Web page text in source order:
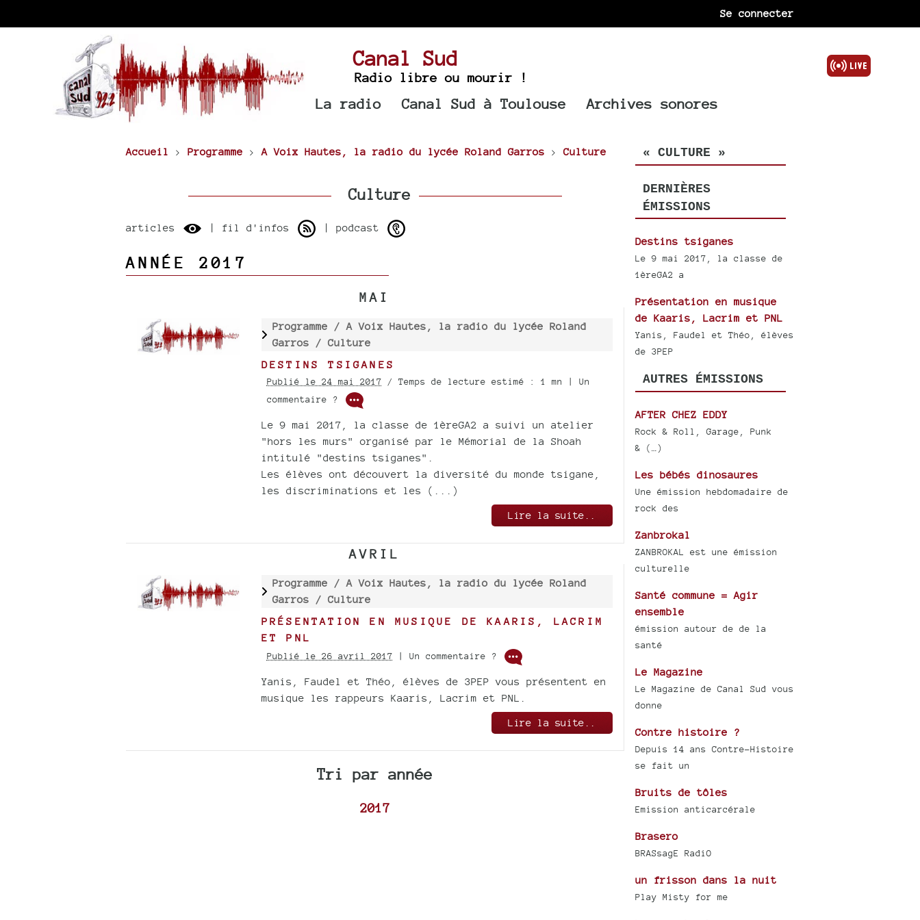
Se connecter
Canal Sud
Radio libre ou mourir !
La radio Canal Sud à Toulouse Archives sonores
Accueil > Programme > A Voix Hautes, la radio du lycée Roland Garros >Culture
Culture
articles | fil d'infos | podcast
ANNÉE 2017
MAI
Programme / A Voix Hautes, la radio du lycée Roland
Garros / Culture
DESTINS TSIGANES
Publié le 24 mai 2017 / Temps de lecture estimé : 1 mn | Un
commentaire ?
Le 9 mai 2017, la classe de 1èreGA2 a suivi un atelier
"hors les murs" organisé par le Mémorial de la Shoah
intitulé "destins tsiganes".
Les élèves ont découvert la diversité du monde tsigane,
les discriminations et les (...)
Lire la suite..
AVRIL
Programme / A Voix Hautes, la radio du lycée Roland
Garros / Culture
PRÉSENTATION EN MUSIQUE DE KAARIS, LACRIM
ET PNL
Publié le 26 avril 2017 | Un commentaire ?
Yanis, Faudel et Théo, élèves de 3PEP vous présentent en
musique les rappeurs Kaaris, Lacrim et PNL.
Lire la suite..
Tri par année
2017
« CULTURE »
DERNIÈRES
ÉMISSIONS
Destins tsiganes
Le 9 mai 2017, la classe de
1èreGA2 a
Présentation en musique
de Kaaris, Lacrim et PNL
Yanis, Faudel et Théo, élèves
de 3PEP
AUTRES ÉMISSIONS
AFTER CHEZ EDDY
Rock & Roll, Garage, Punk
& (…)
Les bébés dinosaures
Une émission hebdomadaire de
rock des
Zanbrokal
ZANBROKAL est une émission
culturelle
Santé commune = Agir
ensemble
émission autour de de la
santé
Le Magazine
Le Magazine de Canal Sud vous
donne
Contre histoire ?
Depuis 14 ans Contre-Histoire
se fait un
Bruits de tôles
Emission anticarcérale
Brasero
BRASsagE RadiO
un frisson dans la nuit
Play Misty for me